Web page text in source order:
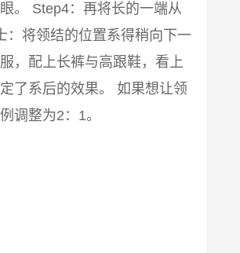
。 Step4：再将长的一端从
：将领结的位置系得稍向下一
，配上长裤与高跟鞋，看上
了系后的效果。 如果想让领
调整为2：1。